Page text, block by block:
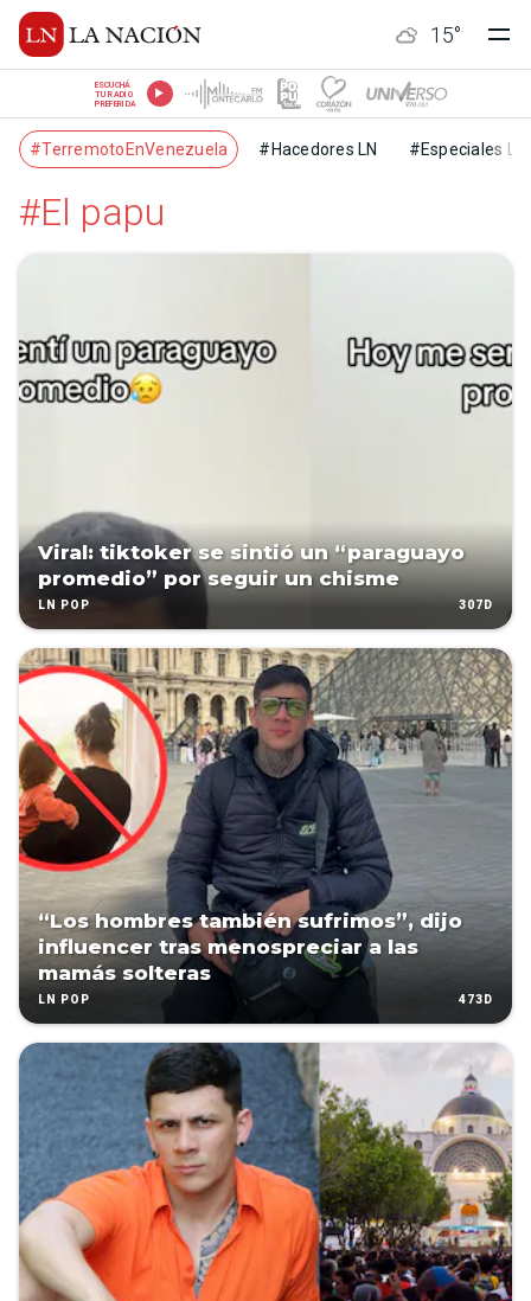
15°
ESCUCHÁ
TU RADIO
PREFERIDA
#TerremotoEnVenezuela #Hacedores LN #Especiales LN
#El papu
Viral: tiktoker se sintió un “paraguayo
promedio” por seguir un chisme
LN POP 307D
“Los hombres también sufrimos”, dijo
influencer tras menospreciar a las
mamás solteras
LN POP 473D